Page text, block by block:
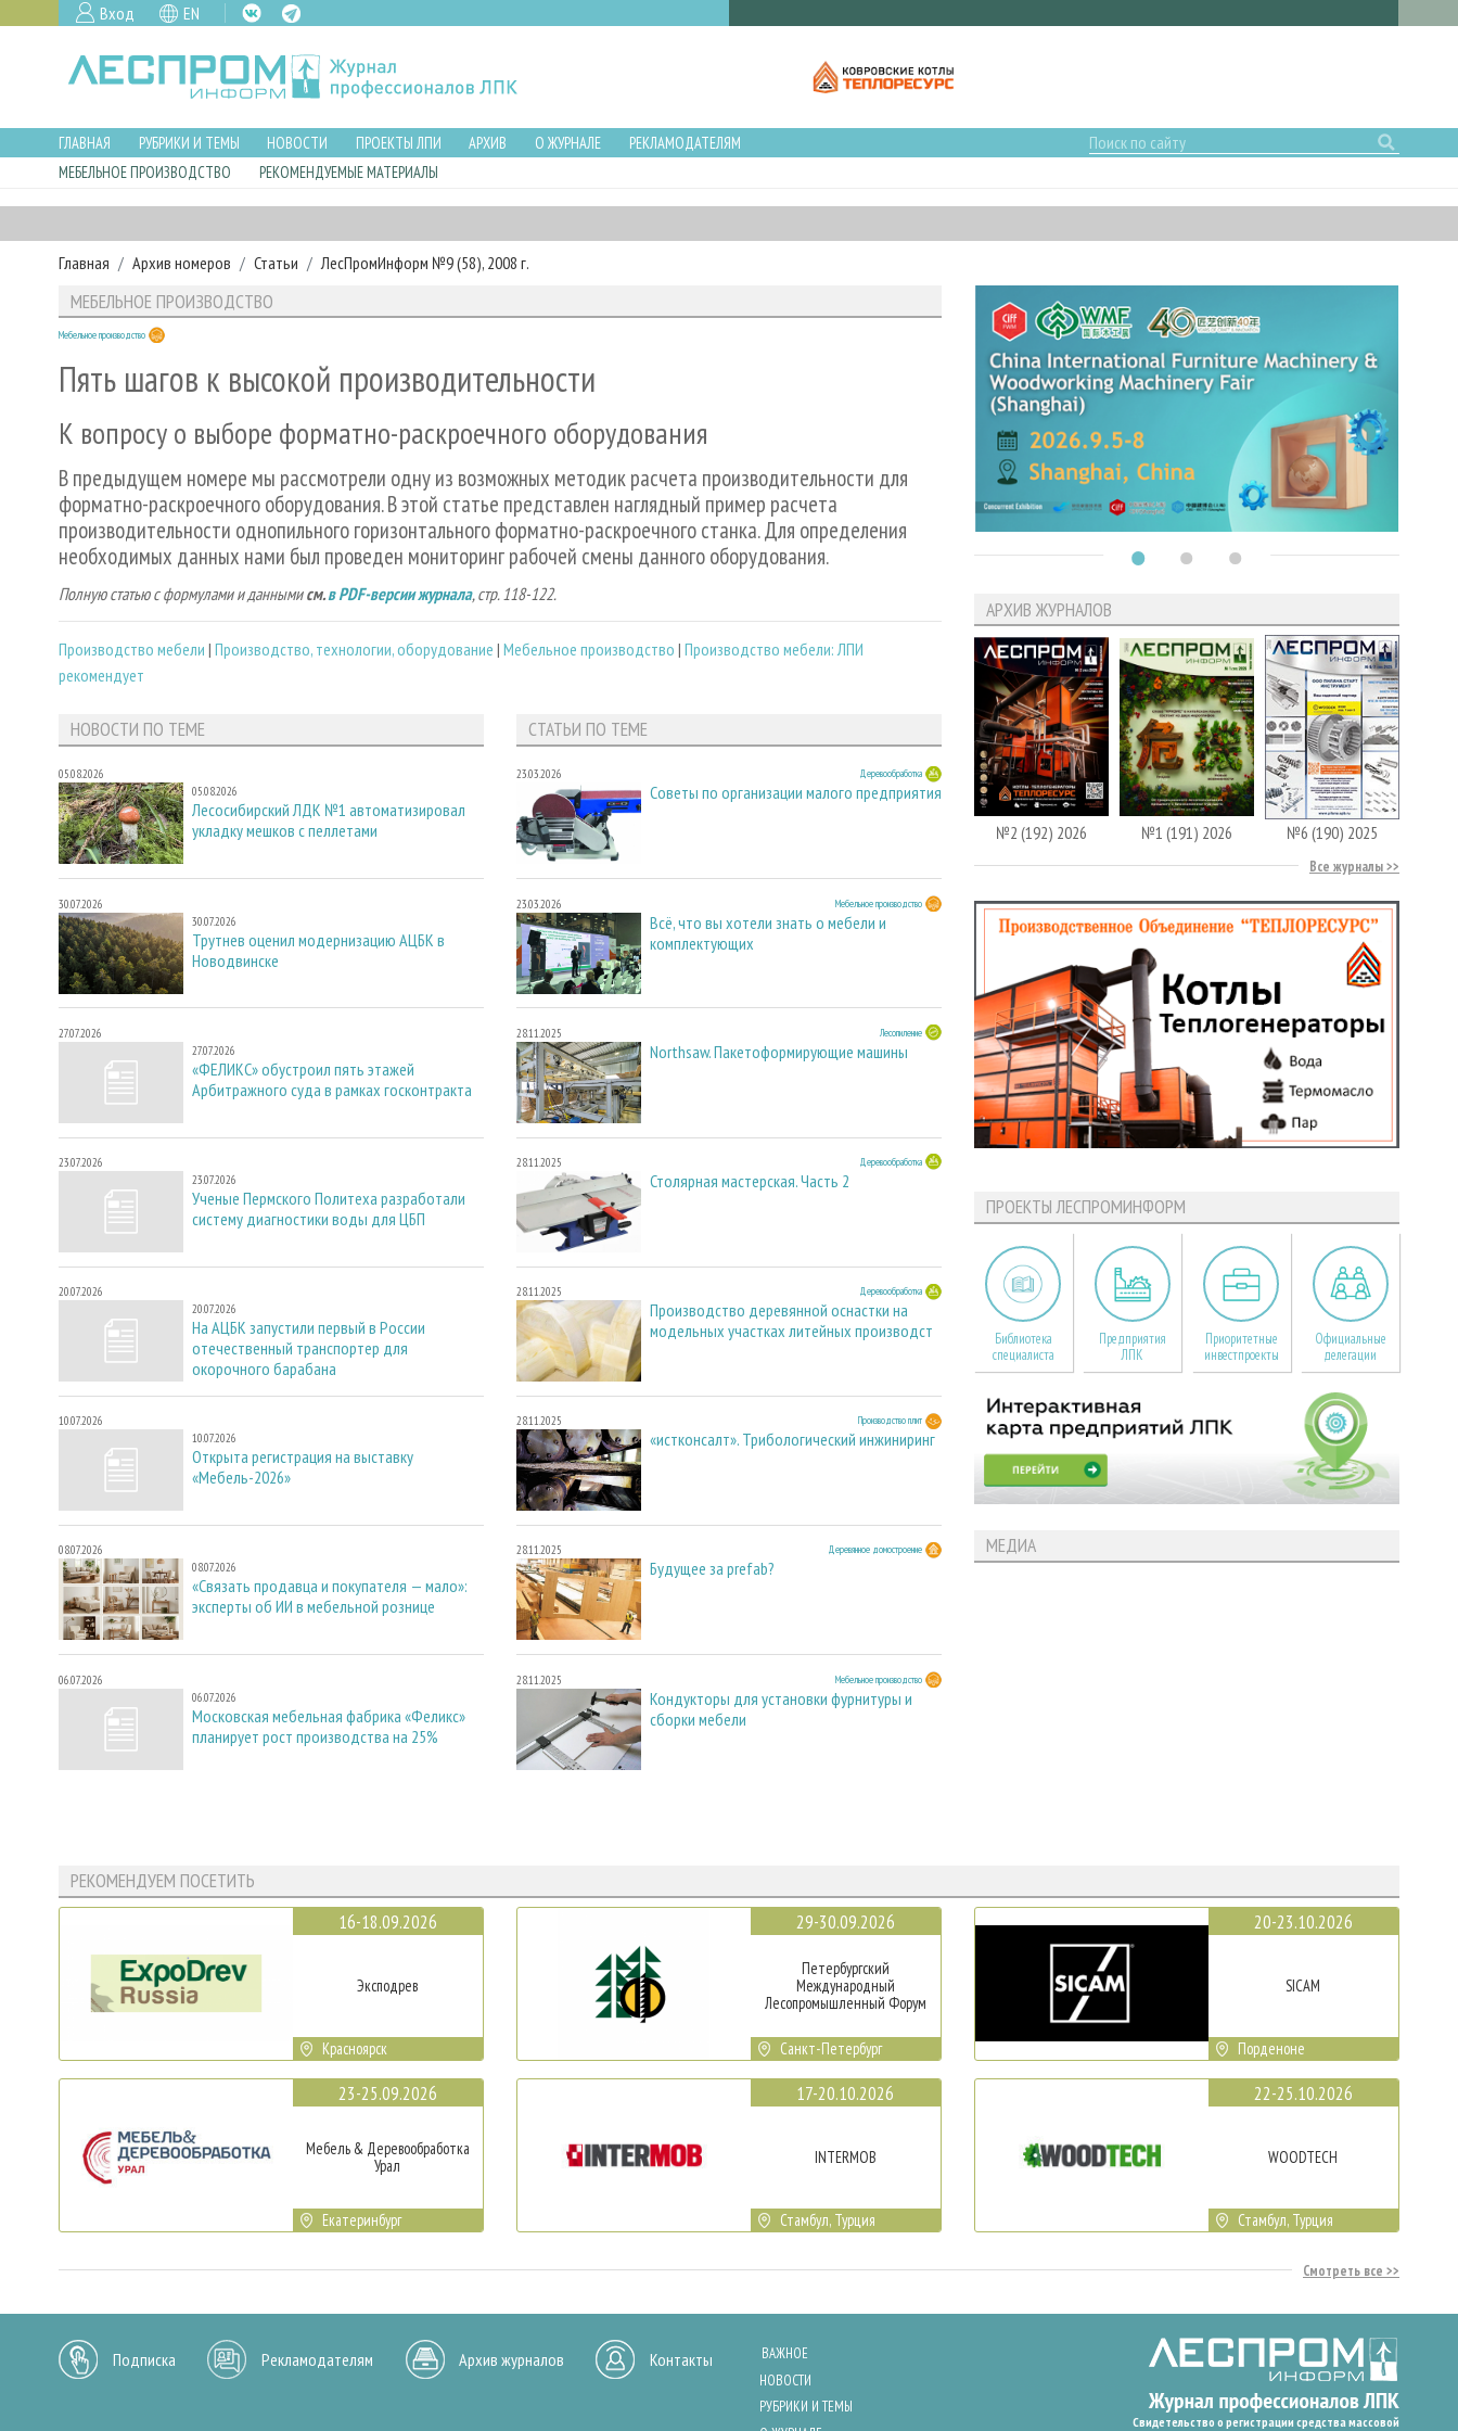
Вход EN
ГЛАВНАЯ РУБРИКИ И ТЕМЫ НОВОСТИ ПРОЕКТЫ ЛПИ АРХИВ О ЖУРНАЛЕ
РЕКЛАМОДАТЕЛЯМ
МЕБЕЛЬНОЕ ПРОИЗВОДСТВО
РЕКОМЕНДУЕМЫЕ МАТЕРИАЛЫ
Главная Архив номеров Статьи ЛесПромИнформ №9 (58), 2008 г.
МЕБЕЛЬНОЕ ПРОИЗВОДСТВО
Мебельное производство
Пять шагов к высокой производительности
К вопросу о выборе форматно-раскроечного оборудования
В предыдущем номере мы рассмотрели одну из возможных методик расчета производительности для
форматно-раскроечного оборудования. В этой статье представлен наглядный пример расчета
производительности однопильного горизонтального форматно-раскроечного станка. Для определения
необходимых данных нами был проведен мониторинг рабочей смены данного оборудования.
Полную статью с формулами и даннымисм.в PDF-версии журнала, стр. 118-122.
Производство мебели | Производство, технологии, оборудование | Мебельное производство | Производство мебели: ЛПИ
рекомендует
НОВОСТИ ПО ТЕМЕ
05.08.2026
05.08.2026
Лесосибирский ЛДК №1 автоматизировал
укладку мешков с пеллетами
30.07.2026
30.07.2026
Трутнев оценил модернизацию АЦБК в
Новодвинске
27.07.2026
27.07.2026
«ФЕЛИКС» обустроил пять этажей
Арбитражного суда в рамках госконтракта
23.07.2026
23.07.2026
Ученые Пермского Политеха разработали
систему диагностики воды для ЦБП
20.07.2026
20.07.2026
На АЦБК запустили первый в России
отечественный транспортер для
окорочного барабана
10.07.2026
10.07.2026
Открыта регистрация на выставку
«Мебель-2026»
08.07.2026
08.07.2026
«Связать продавца и покупателя — мало»:
эксперты об ИИ в мебельной рознице
06.07.2026
06.07.2026
Московская мебельная фабрика «Феликс»
планирует рост производства на 25%
СТАТЬИ ПО ТЕМЕ
23.03.2026 Деревообработка
Советы по организации малого предприятия
23.03.2026 Мебельное производство
Всё, что вы хотели знать о мебели и
комплектующих
28.11.2025 Лесопиление
Northsaw. Пакетоформирующие машины
28.11.2025 Деревообработка
Столярная мастерская. Часть 2
28.11.2025 Деревообработка
Производство деревянной оснастки на
модельных участках литейных производст
28.11.2025 Производство плит
«истконсалт». Трибологический инжиниринг
28.11.2025 Деревянное домостроение
Будущее за prefab?
28.11.2025 Мебельное производство
Кондукторы для установки фурнитуры и
сборки мебели
АРХИВ ЖУРНАЛОВ
№2 (192) 2026 №1 (191) 2026 №6 (190) 2025
Все журналы
ПРОЕКТЫ ЛЕСПРОМИНФОРМ
Библиотека
специалиста
Предприятия
ЛПК
Приоритетные
инвестпроекты
Официальные
делегации
МЕДИА
РЕКОМЕНДУЕМ ПОСЕТИТЬ
16-18.09.2026
Эксподрев
Красноярск
23-25.09.2026
Мебель & Деревообработка
Урал
Екатеринбург
29-30.09.2026
Петербургский
Международный
Лесопромышленный Форум
Санкт-Петербург
17-20.10.2026
INTERMOB
Стамбул, Турция
20-23.10.2026
SICAM
Порденоне
22-25.10.2026
WOODTECH
Стамбул, Турция
Смотреть все
Подписка Рекламодателям Архив журналов Контакты
ВАЖНОЕ
НОВОСТИ
РУБРИКИ И ТЕМЫ
Свидетельство о регистрации средства массовой